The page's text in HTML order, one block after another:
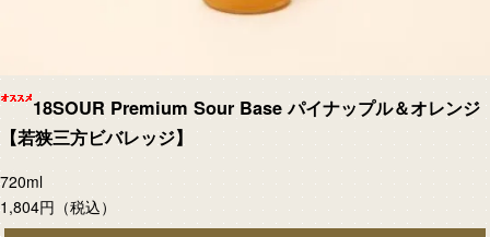
18SOUR Premium Sour Base パイナップル＆オレンジ
【若狭三方ビバレッジ】
720ml
1,804円 （税込）